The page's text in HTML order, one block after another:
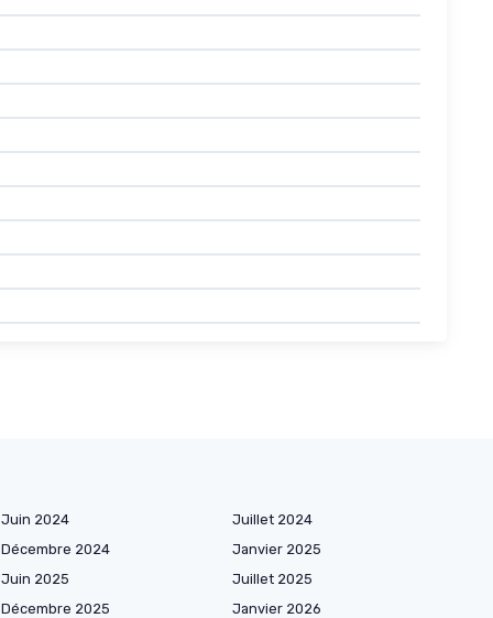
Juin 2024
Juillet 2024
Décembre 2024
Janvier 2025
Juin 2025
Juillet 2025
Décembre 2025
Janvier 2026